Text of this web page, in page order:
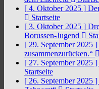
[ 4. Oktober 2025 ]
Startseite
[ 3. Oktober 2025 ]
Borussen-Jugend
[ 29. September 2025 ]
zusammenzurücken.“
[ 27. September 2025 ]
Startseite
[ 26. September 2025 ]